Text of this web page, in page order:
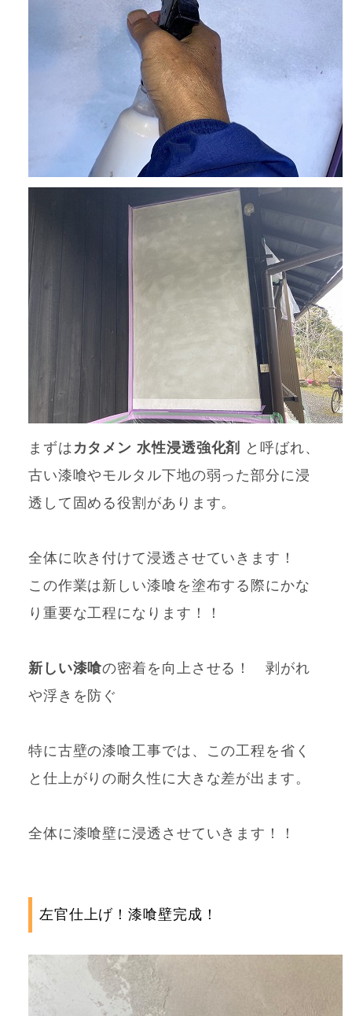
まずは カタメン 水性浸透強化剤
と呼ばれ、
古い漆喰やモルタル下地の弱った部分に浸
透して固める役割があります。
全体に吹き付けて浸透させていきます！
この作業は新しい漆喰を塗布する際にかな
り重要な工程になります！！
新しい漆喰の密着を向上させる！ 剥がれ
や浮きを防ぐ
特に古壁の漆喰工事では、この工程を省く
と仕上がりの耐久性に大きな差が出ます。
全体に漆喰壁に浸透させていきます！！
左官仕上げ！漆喰壁完成！